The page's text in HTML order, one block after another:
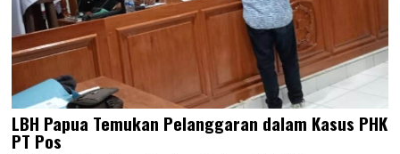
LBH Papua Temukan Pelanggaran dalam Kasus PHK
PT Pos